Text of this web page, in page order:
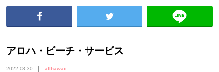
アロハ・ビーチ・サービス
2022.08.30 allhawaii